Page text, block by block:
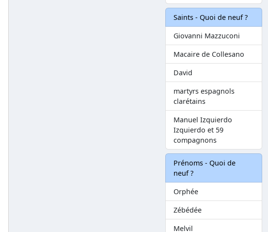
Saints - Quoi de neuf ?
Giovanni Mazzuconi
Macaire de Collesano
David
martyrs espagnols
clarétains
Manuel Izquierdo
Izquierdo et 59
compagnons
Prénoms - Quoi de
neuf ?
Orphée
Zébédée
Melvil